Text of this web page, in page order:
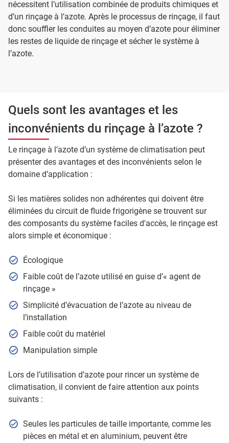
nécessitent l’utilisation combinée de produits chimiques et
d’un rinçage à l’azote. Après le processus de rinçage, il faut
donc souffler les conduites au moyen d’azote pour éliminer
les restes de liquide de rinçage et sécher le système à
l’azote.
Quels sont les avantages et les
inconvénients du rinçage à l’azote ?
Le rinçage à l’azote d’un système de climatisation peut
présenter des avantages et des inconvénients selon le
domaine d’application :
Si les matières solides non adhérentes qui doivent être
éliminées du circuit de fluide frigorigène se trouvent sur
des composants du système faciles d'accès, le rinçage est
alors simple et économique :
Écologique
Faible coût de l’azote utilisé en guise d’« agent de
rinçage »
Simplicité d’évacuation de l’azote au niveau de
l’installation
Faible coût du matériel
Manipulation simple
Lors de l’utilisation d’azote pour rincer un système de
climatisation, il convient de faire attention aux points
suivants :
Seules les particules de taille importante, comme les
pièces en métal et en aluminium, peuvent être